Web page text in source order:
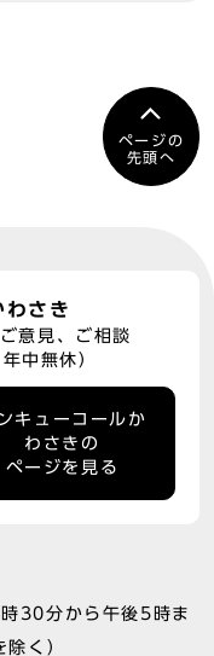
ページの
先頭へ
わさき
意見、ご相談
中無休）
キューコールか
わさきの
ページを見る
30分から午後5時ま
く）